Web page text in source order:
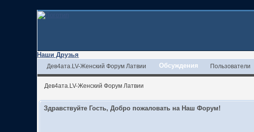
Наши Друзья
Дев4ата.LV-Женский Форум Латвии Обсуждения Пользователи
Дев4ата.LV-Женский Форум Латвии
Здравствуйте Гость, Добро пожаловать на Наш Форум!